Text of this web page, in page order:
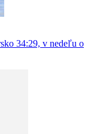
34:29, v nedeľu o